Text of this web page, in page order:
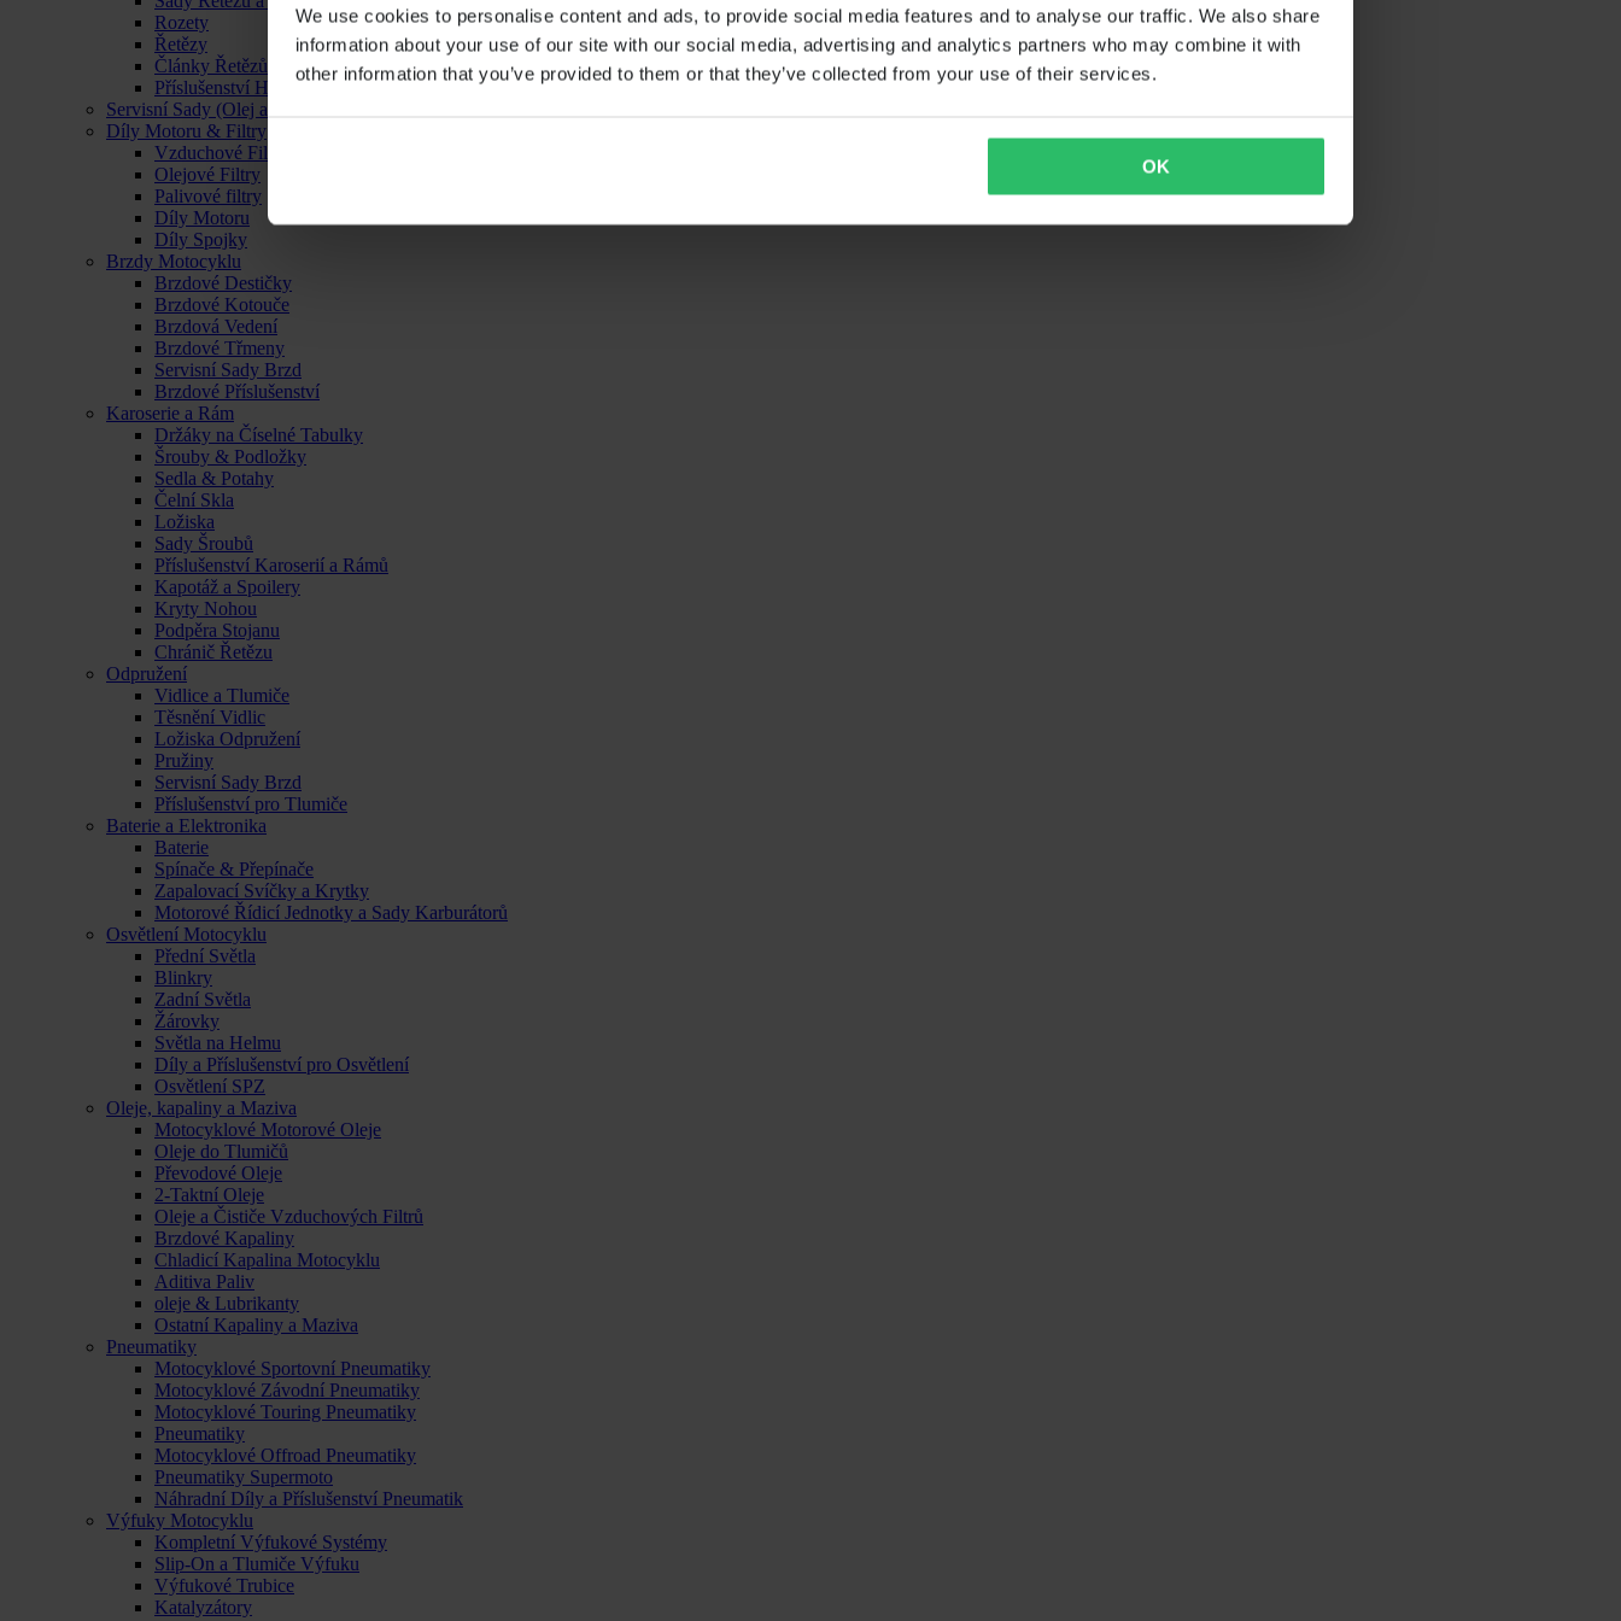
We use cookies to personalise content and ads, to provide social media features and to analyse our traffic. We also share
information about your use of our site with our social media, advertising and analytics partners who may combine it with
other information that you’ve provided to them or that they’ve collected from your use of their services.
OK
Rozety
Řetězy
Články Řetězů
Příslušenství Hnacího Ústrojí
Servisní Sady (Olej a Filtr)
Díly Motoru & Filtry
Vzduchové Filtry
Olejové Filtry
Palivové filtry
Díly Motoru
Díly Spojky
Brzdy Motocyklu
Brzdové Destičky
Brzdové Kotouče
Brzdová Vedení
Brzdové Třmeny
Servisní Sady Brzd
Brzdové Příslušenství
Karoserie a Rám
Držáky na Číselné Tabulky
Šrouby & Podložky
Sedla & Potahy
Čelní Skla
Ložiska
Sady Šroubů
Příslušenství Karoserií a Rámů
Kapotáž a Spoilery
Kryty Nohou
Podpěra Stojanu
Chránič Řetězu
Odpružení
Vidlice a Tlumiče
Těsnění Vidlic
Ložiska Odpružení
Pružiny
Servisní Sady Brzd
Příslušenství pro Tlumiče
Baterie a Elektronika
Baterie
Spínače & Přepínače
Zapalovací Svíčky a Krytky
Motorové Řídicí Jednotky a Sady Karburátorů
Osvětlení Motocyklu
Přední Světla
Blinkry
Zadní Světla
Žárovky
Světla na Helmu
Díly a Příslušenství pro Osvětlení
Osvětlení SPZ
Oleje, kapaliny a Maziva
Motocyklové Motorové Oleje
Oleje do Tlumičů
Převodové Oleje
2-Taktní Oleje
Oleje a Čističe Vzduchových Filtrů
Brzdové Kapaliny
Chladicí Kapalina Motocyklu
Aditiva Paliv
oleje & Lubrikanty
Ostatní Kapaliny a Maziva
Pneumatiky
Motocyklové Sportovní Pneumatiky
Motocyklové Závodní Pneumatiky
Motocyklové Touring Pneumatiky
Pneumatiky
Motocyklové Offroad Pneumatiky
Pneumatiky Supermoto
Náhradní Díly a Příslušenství Pneumatik
Výfuky Motocyklu
Kompletní Výfukové Systémy
Slip-On a Tlumiče Výfuku
Výfukové Trubice
Katalyzátory